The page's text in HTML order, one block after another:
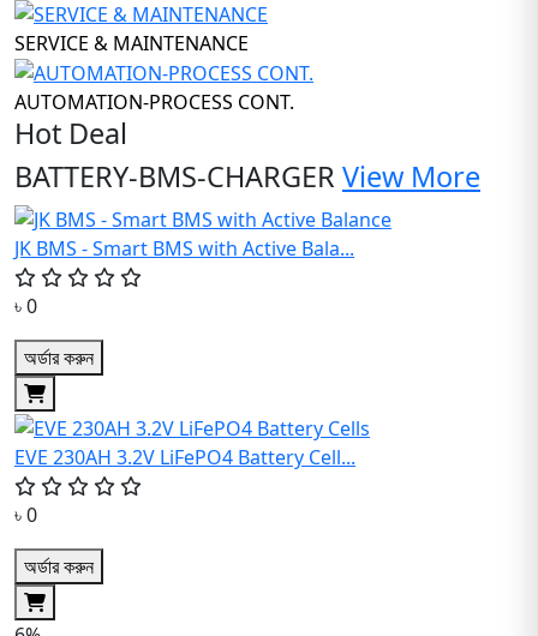
SERVICE & MAINTENANCE
AUTOMATION-PROCESS CONT.
Hot Deal
BATTERY-BMS-CHARGER View More
JK BMS - Smart BMS with Active Bala...
৳ 0
অর্ডার করুন
EVE 230AH 3.2V LiFePO4 Battery Cell...
৳ 0
অর্ডার করুন